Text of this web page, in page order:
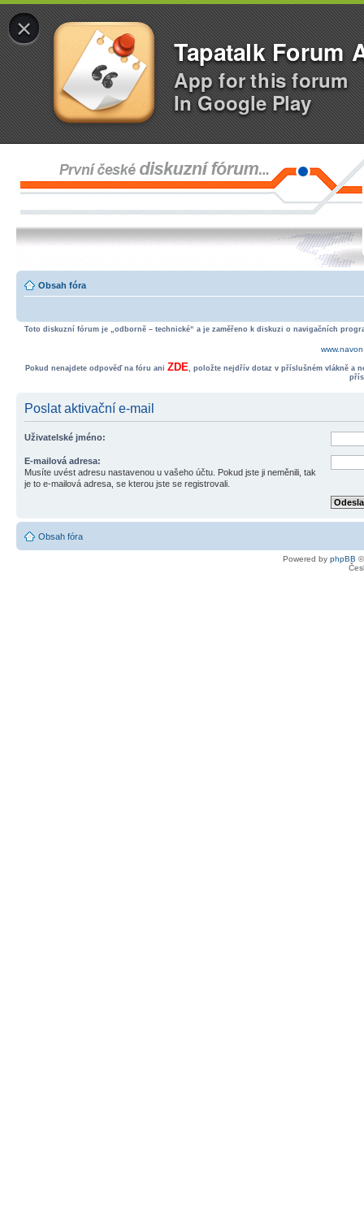
×
Tapatalk Forum
App for this forum
In Google Play
Obsah fóra
Toto diskuzní fórum je „odborně – technické“ a je zaměřeno k diskuzi o navigačních
Pokud nenajdete odpověď na fóru ani ZDE, položte nejdřív dotaz v příslušném vlákně a
Poslat aktivační e-mail
Uživatelské jméno:
E-mailová adresa:
Musíte uvést adresu nastavenou u vašeho účtu. Pokud jste ji neměnili, tak
je to e-mailová adresa, se kterou jste se registrovali.
Obsah fóra
Powered by phpBB